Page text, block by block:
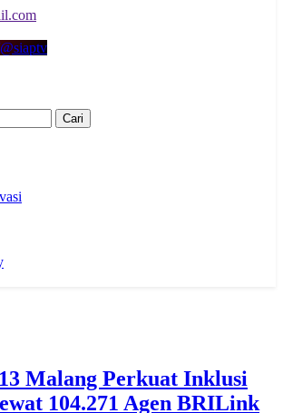
Malang Perkuat Inklusi
104.271 Agen BRILink